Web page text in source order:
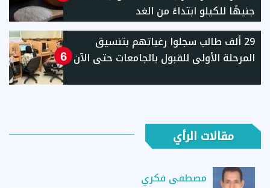
جنيهًا للكيلو ابتداءً من الغد
6
29 ألف طالب سجلوا رغباتهم بتنسيق
المرحلة الأولى للقبول بالجامعات حتى الآن
مقالات الرأي
مصطفى فكري